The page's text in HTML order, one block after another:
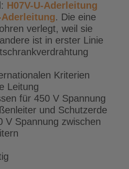
H07V-U-Aderleitung
Aderleitung. Die eine
verlegt, weil sie
ist in erster Linie
Kriterien
Leitung
für 450 V Spannung
und Schutzerde
V Spannung zwischen